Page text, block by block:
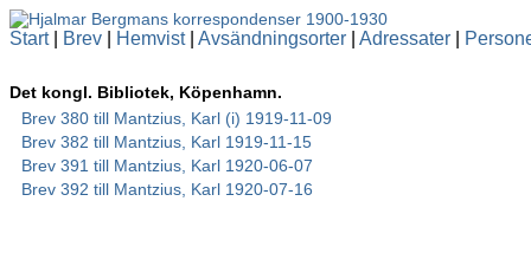
Start| Brev Hemvist| Avsändningsorter Adressater
Det kongl. Bibliotek, Köpenhamn.
Brev 380 till Mantzius, Karl (i) 1919-11-09
Brev 382 till Mantzius, Karl 1919-11-15
Brev 391 till Mantzius, Karl 1920-06-07
Brev 392 till Mantzius, Karl 1920-07-16